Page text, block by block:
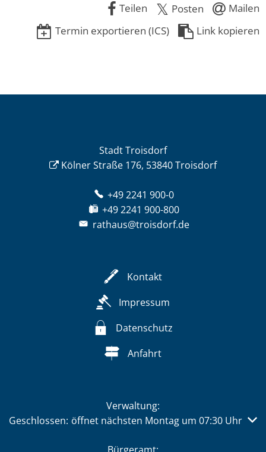
Teilen
Posten
Mailen
Termin exportieren (ICS)
Link kopieren
Stadt Troisdorf
Kölner Straße 176, 53840 Troisdorf
+49 2241 900-0
+49 2241 900-800
rathaus@troisdorf.de
Kontakt
Impressum
Datenschutz
Anfahrt
Verwaltung:
Klicken, um weitere Öffnungs- oder Schließzeiten
Geschlossen: öffnet nächsten Montag um 07:30 Uhr